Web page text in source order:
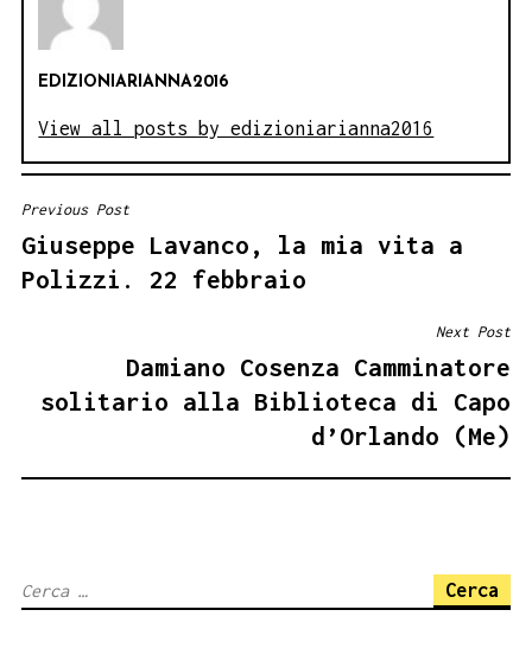
EDIZIONIARIANNA2016
View all posts by edizioniarianna2016
NAVIGAZIONE
ARTICOLI
Previous Post
Giuseppe Lavanco, la mia vita a
Polizzi. 22 febbraio
Next Post
Damiano Cosenza Camminatore
solitario alla Biblioteca di Capo
d’Orlando (Me)
Ricerca